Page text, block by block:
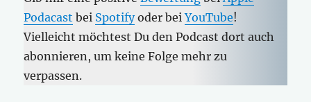
Podacast bei Spotifyoder beiYouTube!
Vielleicht möchtest Du den Podcast dort auch
abonnieren, um keine Folge mehr zu
verpassen.